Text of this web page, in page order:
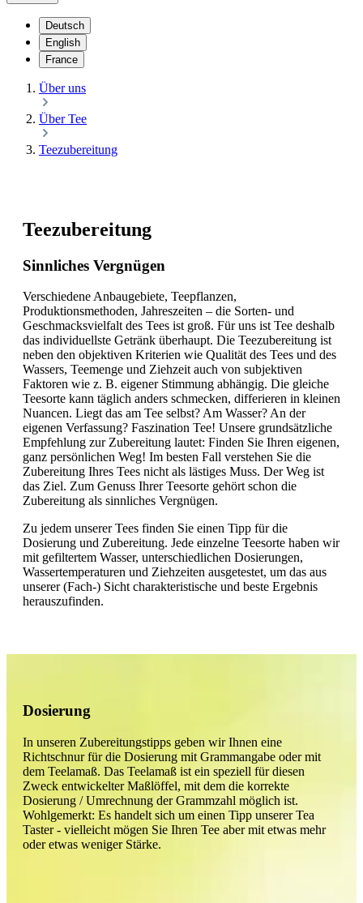
Deutsch
English
France
Über uns
Über Tee
Teezubereitung
Teezubereitung
Sinnliches Vergnügen
Verschiedene Anbaugebiete, Teepflanzen,
Produktionsmethoden, Jahreszeiten – die Sorten- und
Geschmacksvielfalt des Tees ist groß. Für uns ist Tee deshalb
das individuellste Getränk überhaupt. Die Teezubereitung ist
neben den objektiven Kriterien wie Qualität des Tees und des
Wassers, Teemenge und Ziehzeit auch von subjektiven
Faktoren wie z. B. eigener Stimmung abhängig. Die gleiche
Teesorte kann täglich anders schmecken, differieren in kleinen
Nuancen. Liegt das am Tee selbst? Am Wasser? An der
eigenen Verfassung? Faszination Tee! Unsere grundsätzliche
Empfehlung zur Zubereitung lautet: Finden Sie Ihren eigenen,
ganz persönlichen Weg! Im besten Fall verstehen Sie die
Zubereitung Ihres Tees nicht als lästiges Muss. Der Weg ist
das Ziel. Zum Genuss Ihrer Teesorte gehört schon die
Zubereitung als sinnliches Vergnügen.
Zu jedem unserer Tees finden Sie einen Tipp für die
Dosierung und Zubereitung. Jede einzelne Teesorte haben wir
mit gefiltertem Wasser, unterschiedlichen Dosierungen,
Wassertemperaturen und Ziehzeiten ausgetestet, um das aus
unserer (Fach-) Sicht charakteristische und beste Ergebnis
herauszufinden.
Dosierung
In unseren Zubereitungstipps geben wir Ihnen eine
Richtschnur für die Dosierung mit Grammangabe oder mit
dem Teelamaß. Das Teelamaß ist ein speziell für diesen
Zweck entwickelter Maßlöffel, mit dem die korrekte
Dosierung / Umrechnung der Grammzahl möglich ist.
Wohlgemerkt: Es handelt sich um einen Tipp unserer Tea
Taster - vielleicht mögen Sie Ihren Tee aber mit etwas mehr
oder etwas weniger Stärke.